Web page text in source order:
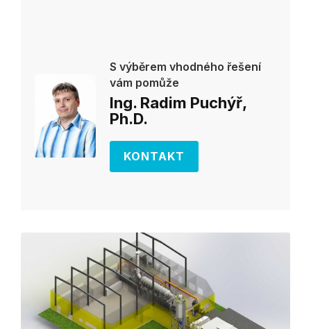
S výběrem vhodného řešení
vám pomůže
Ing. Radim Puchýř,
Ph.D.
KONTAKT